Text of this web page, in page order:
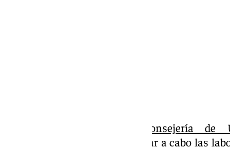
Consejería de
encargados de llevar a cabo las